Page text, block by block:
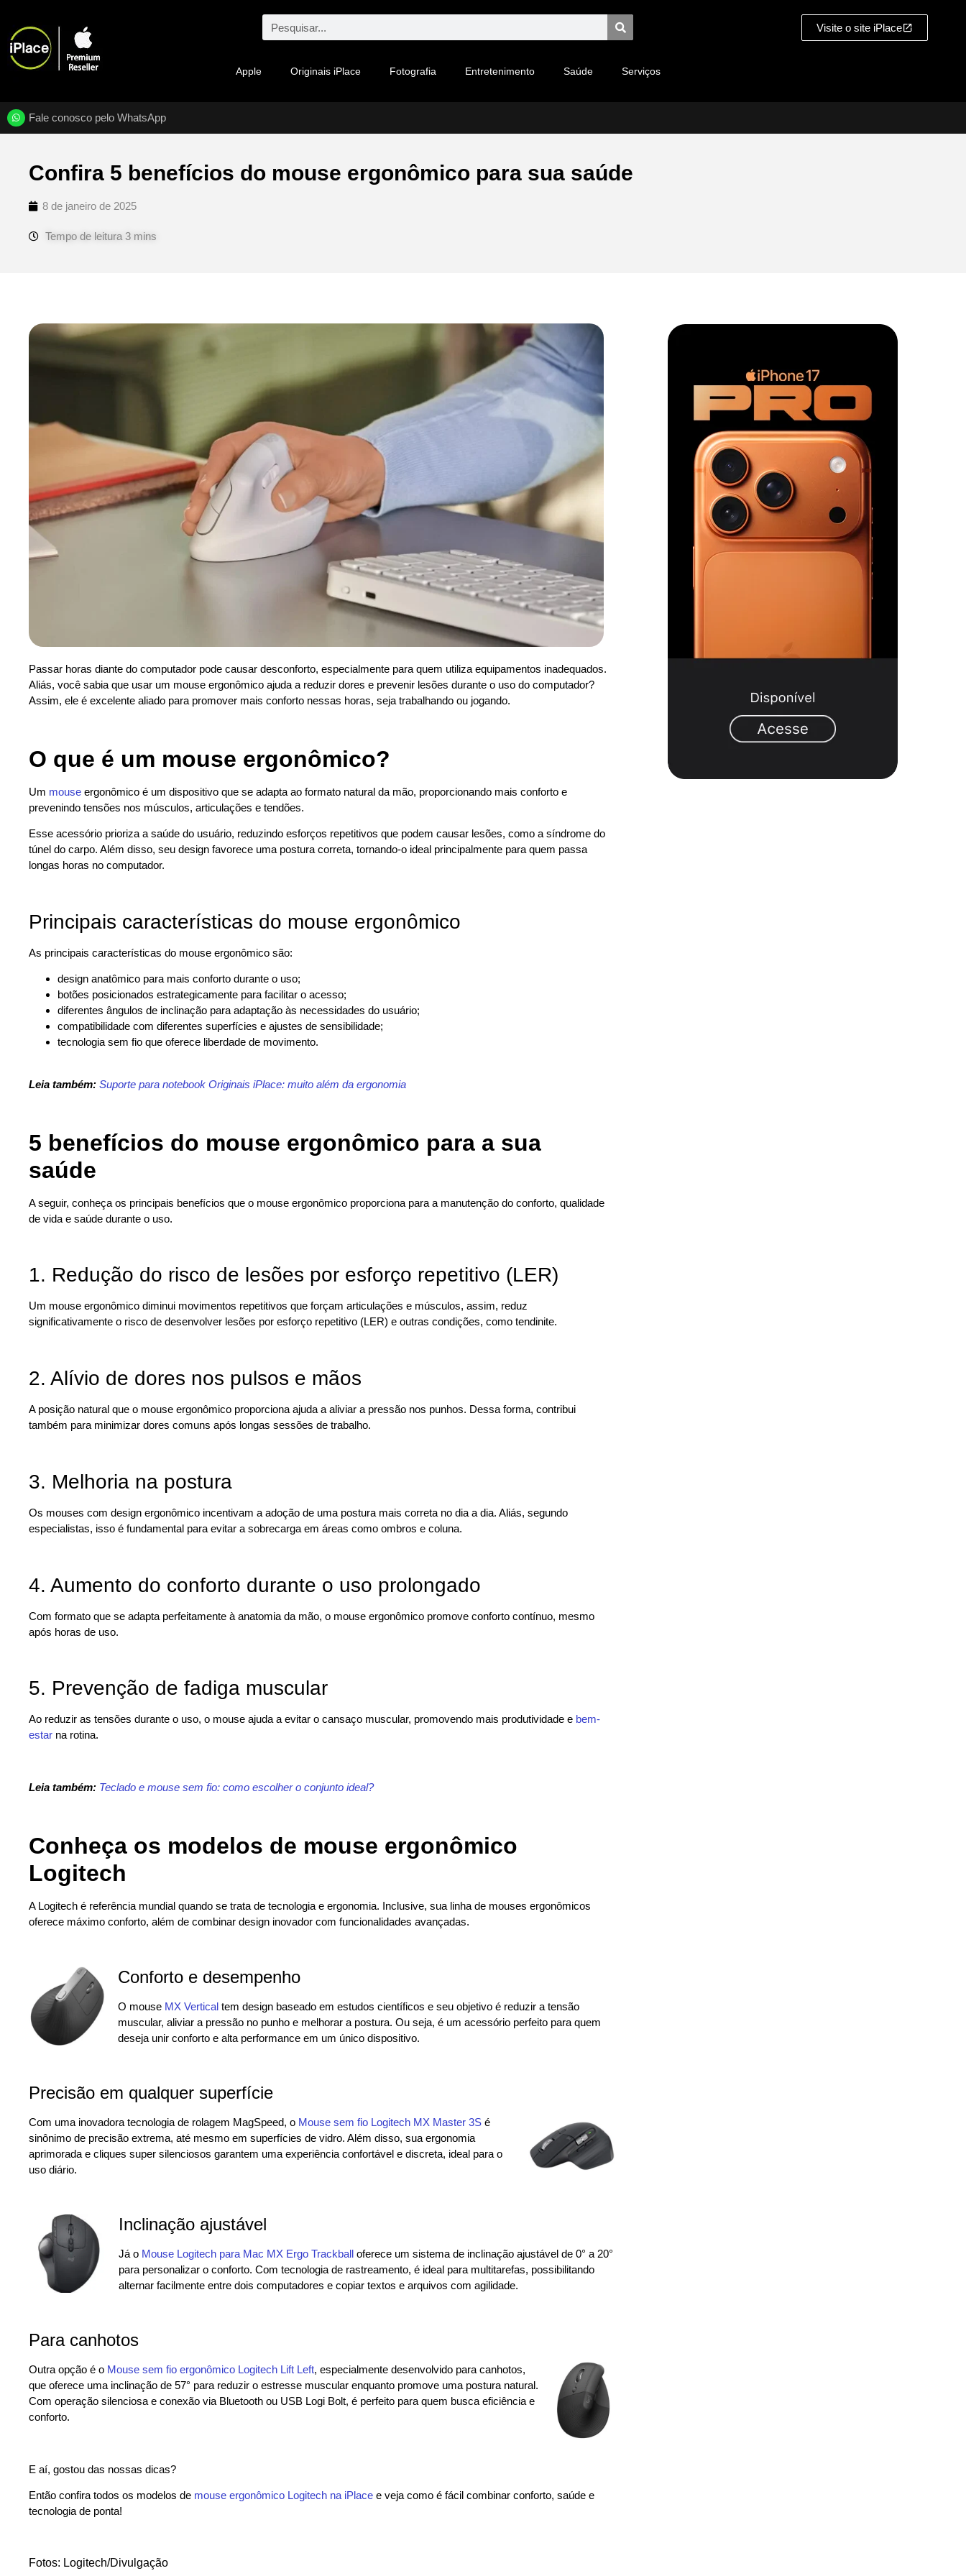
Apple Originais iPlace Fotografia Entretenimento Saúde Serviços
Visite o site iPlace
Fale conosco pelo WhatsApp
Confira 5 benefícios do mouse ergonômico para sua saúde
8 de janeiro de 2025
Passar horas diante do computador pode causar desconforto, especialmente para quem utiliza equipamentos inadequados.
Aliás, você sabia que usar um mouse ergonômico ajuda a reduzir dores e prevenir lesões durante o uso do computador?
Assim, ele é excelente aliado para promover mais conforto nessas horas, seja trabalhando ou jogando.
O que é um mouse ergonômico?
Um mouse ergonômico é um dispositivo que se adapta ao formato natural da mão, proporcionando mais conforto e
prevenindo tensões nos músculos, articulações e tendões.
Esse acessório prioriza a saúde do usuário, reduzindo esforços repetitivos que podem causar lesões, como a síndrome do
túnel do carpo. Além disso, seu design favorece uma postura correta, tornando-o ideal principalmente para quem passa
longas horas no computador.
Principais características do mouse ergonômico
As principais características do mouse ergonômico são:
design anatômico para mais conforto durante o uso;
botões posicionados estrategicamente para facilitar o acesso;
diferentes ângulos de inclinação para adaptação às necessidades do usuário;
compatibilidade com diferentes superfícies e ajustes de sensibilidade;
tecnologia sem fio que oferece liberdade de movimento.
Leia também: Suporte para notebook Originais iPlace: muito além da ergonomia
5 benefícios do mouse ergonômico para a sua
saúde
A seguir, conheça os principais benefícios que o mouse ergonômico proporciona para a manutenção do conforto, qualidade
de vida e saúde durante o uso.
1. Redução do risco de lesões por esforço repetitivo (LER)
Um mouse ergonômico diminui movimentos repetitivos que forçam articulações e músculos, assim, reduz
significativamente o risco de desenvolver lesões por esforço repetitivo (LER) e outras condições, como tendinite.
2. Alívio de dores nos pulsos e mãos
A posição natural que o mouse ergonômico proporciona ajuda a aliviar a pressão nos punhos. Dessa forma, contribui
também para minimizar dores comuns após longas sessões de trabalho.
3. Melhoria na postura
Os mouses com design ergonômico incentivam a adoção de uma postura mais correta no dia a dia. Aliás, segundo
especialistas, isso é fundamental para evitar a sobrecarga em áreas como ombros e coluna.
4. Aumento do conforto durante o uso prolongado
Com formato que se adapta perfeitamente à anatomia da mão, o mouse ergonômico promove conforto contínuo, mesmo
após horas de uso.
5. Prevenção de fadiga muscular
Ao reduzir as tensões durante o uso, o mouse ajuda a evitar o cansaço muscular, promovendo mais produtividade e bem-
estar na rotina.
Leia também: Teclado e mouse sem fio: como escolher o conjunto ideal?
Conheça os modelos de mouse ergonômico
Logitech
A Logitech é referência mundial quando se trata de tecnologia e ergonomia. Inclusive, sua linha de mouses ergonômicos
oferece máximo conforto, além de combinar design inovador com funcionalidades avançadas.
Conforto e desempenho
O mouse MX Vertical tem design baseado em estudos científicos e seu objetivo é reduzir a tensão
muscular, aliviar a pressão no punho e melhorar a postura. Ou seja, é um acessório perfeito para quem
deseja unir conforto e alta performance em um único dispositivo.
Precisão em qualquer superfície
Com uma inovadora tecnologia de rolagem MagSpeed, o Mouse sem fio Logitech MX Master 3S é
sinônimo de precisão extrema, até mesmo em superfícies de vidro. Além disso, sua ergonomia
aprimorada e cliques super silenciosos garantem uma experiência confortável e discreta, ideal para o
uso diário.
Inclinação ajustável
Já o Mouse Logitech para Mac MX Ergo Trackball oferece um sistema de inclinação ajustável de 0° a 20°
para personalizar o conforto. Com tecnologia de rastreamento, é ideal para multitarefas, possibilitando
alternar facilmente entre dois computadores e copiar textos e arquivos com agilidade.
Para canhotos
Outra opção é o Mouse sem fio ergonômico Logitech Lift Left, especialmente desenvolvido para canhotos,
que oferece uma inclinação de 57° para reduzir o estresse muscular enquanto promove uma postura natural.
Com operação silenciosa e conexão via Bluetooth ou USB Logi Bolt, é perfeito para quem busca eficiência e
conforto.
E aí, gostou das nossas dicas?
Então confira todos os modelos de mouse ergonômico Logitech na iPlace e veja como é fácil combinar conforto, saúde e
tecnologia de ponta!
Fotos: Logitech/Divulgação